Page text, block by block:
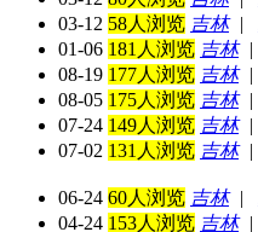
03-12 58人浏览 吉林|
01-06 181人浏览 吉林|
08-19 177人浏览 吉林|
08-05 175人浏览 吉林|
07-24 149人浏览 吉林|
07-02 131人浏览 吉林|
06-24 60人浏览 吉林|
04-24 153人浏览 吉林|